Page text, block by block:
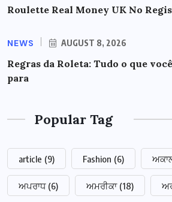
Roulette Real Money UK No
NEWS AUGUST 8, 2026
Regras da Roleta: Tudo o que
para
Popular Tag
article (9) Fashion (6)
ਅਪਰਾਧ (6) ਅਮਰੀਕਾ (18)